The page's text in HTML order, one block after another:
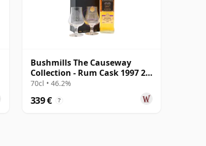
Bushmills The Causeway
Collection - Rum Cask 1997 25
años
70cl • 46.2%
339 € ?